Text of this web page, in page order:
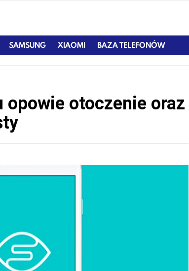
SAMSUNG XIAOMI BAZA TELEFONÓW
otoczenie oraz